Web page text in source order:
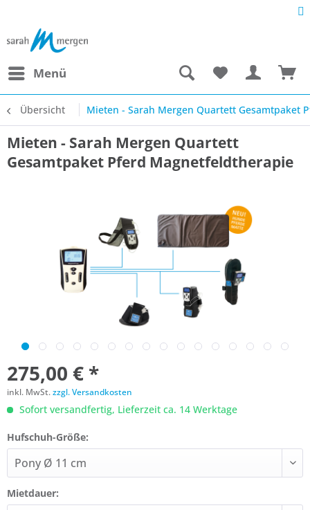
Menü
Übersicht Mieten - Sarah Mergen Quartett Gesamtpaket
Mieten - Sarah Mergen Quartett
Gesamtpaket Pferd Magnetfeldtherapie
275,00 € *
inkl. MwSt.zzgl. Versandkosten
Sofort versandfertig, Lieferzeit ca. 14 Werktage
Hufschuh-Größe:
Mietdauer: